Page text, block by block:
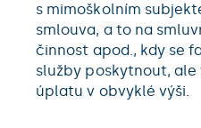
s mimoškolním
smlouva, a to na
činnost apod., kdy se
služby poskytnout,
úplatu v obvyklé výši.